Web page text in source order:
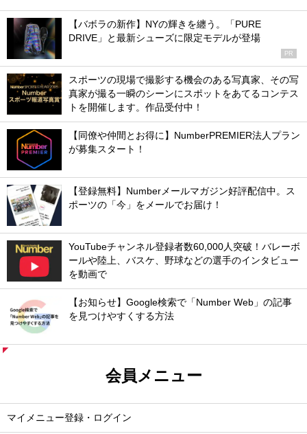
【バボラの新作】NYの輝きを纏う。「PURE
DRIVE」と最新シューズに限定モデルが登場
PR
スポーツの現場で撮影する機会のある写真家、その写
真家が撮る一瞬のシーンにスポットをあてるコンテス
トを開催します。作品受付中！
【同僚や仲間とお得に】NumberPREMIER法人プラン
が募集スタート！
【登録無料】Numberメールマガジン好評配信中。ス
ポーツの「今」をメールでお届け！
YouTubeチャンネル登録者数60,000人突破！バレーボ
ールや陸上、バスケ、野球などの選手のインタビュー
を動画で
【お知らせ】Google検索で「Number Web」の記事
を見つけやすくする方法
会員メニュー
マイメニュー登録・ログイン